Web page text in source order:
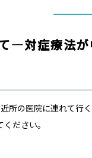
—対症療法
所の医院に連れて行
ださい。